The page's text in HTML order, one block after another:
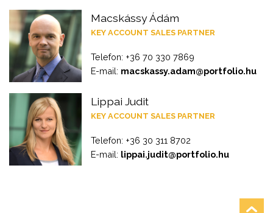
Macskássy Ádám
KEY ACCOUNT SALES PARTNER
Telefon: +36 70 330 7869
E-mail: macskassy.adam@portfolio.hu
Lippai Judit
KEY ACCOUNT SALES PARTNER
Telefon: +36 30 311 8702
E-mail: lippai.judit@portfolio.hu